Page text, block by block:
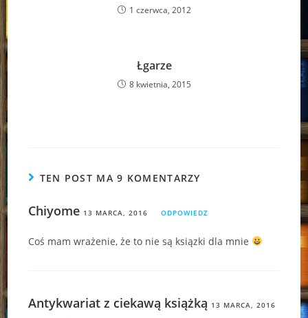
1 czerwca, 2012
Łgarze
8 kwietnia, 2015
TEN POST MA 9 KOMENTARZY
Chiyome 13 MARCA, 2016 ODPOWIEDZ
Coś mam wrażenie, że to nie są ksiązki dla mnie
Antykwariat z ciekawą książką 13 MARCA, 2016